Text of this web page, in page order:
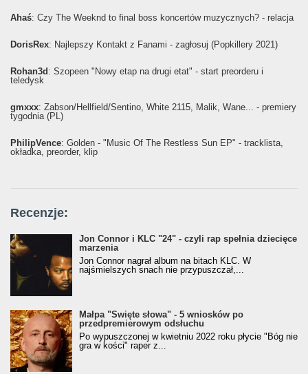
Ahaś: Czy The Weeknd to final boss koncertów muzycznych? - relacja
DorisRex: Najlepszy Kontakt z Fanami - zagłosuj (Popkillery 2021)
Rohan3d : Szopeen "Nowy etap na drugi etat" - start preorderu i
teledysk
gmxxx: Żabson/Hellfield/Sentino, White 2115, Malik, Wane... - premiery
tygodnia (PL)
PhilipVence: Golden - "Music Of The Restless Sun EP" - tracklista,
okładka, preorder, klip
Recenzje:
Jon Connor i KLC "24" - czyli rap spełnia dziecięce
marzenia
Jon Connor nagrał album na bitach KLC. W
najśmielszych snach nie przypuszczał,...
Małpa "Święte słowa" - 5 wniosków po
przedpremierowym odsłuchu
Po wypuszczonej w kwietniu 2022 roku płycie "Bóg nie
gra w kości" raper z...